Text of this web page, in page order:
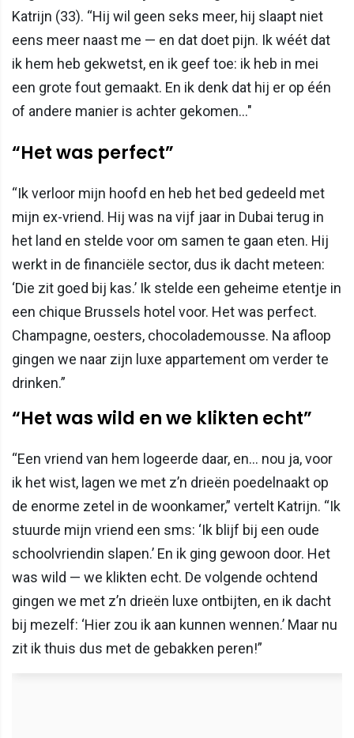
Katrijn (33). “Hij wil geen seks meer, hij slaapt niet
eens meer naast me — en dat doet pijn. Ik wéét dat
ik hem heb gekwetst, en ik geef toe: ik heb in mei
een grote fout gemaakt. En ik denk dat hij er op één
of andere manier is achter gekomen..."
“Het was perfect”
“Ik verloor mijn hoofd en heb het bed gedeeld met
mijn ex-vriend. Hij was na vijf jaar in Dubai terug in
het land en stelde voor om samen te gaan eten. Hij
werkt in de financiële sector, dus ik dacht meteen:
‘Die zit goed bij kas.’ Ik stelde een geheime etentje in
een chique Brussels hotel voor. Het was perfect.
Champagne, oesters, chocolademousse. Na afloop
gingen we naar zijn luxe appartement om verder te
drinken.”
“Het was wild en we klikten echt”
“Een vriend van hem logeerde daar, en… nou ja, voor
ik het wist, lagen we met z’n drieën poedelnaakt op
de enorme zetel in de woonkamer,” vertelt Katrijn. “Ik
stuurde mijn vriend een sms: ‘Ik blijf bij een oude
schoolvriendin slapen.’ En ik ging gewoon door. Het
was wild — we klikten echt. De volgende ochtend
gingen we met z’n drieën luxe ontbijten, en ik dacht
bij mezelf: ‘Hier zou ik aan kunnen wennen.’ Maar nu
zit ik thuis dus met de gebakken peren!”